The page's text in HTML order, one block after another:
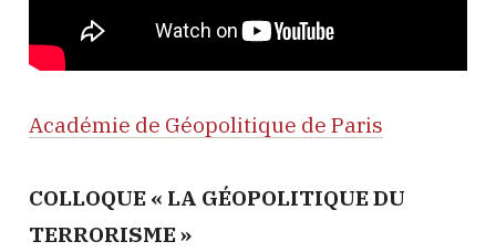
Académie de Géopolitique de Paris
COLLOQUE « LA GÉOPOLITIQUE DU
TERRORISME »